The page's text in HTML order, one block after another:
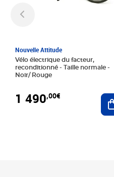
Nouvelle Attitude
Vélo électrique du facteur,
reconditionné - Taille normale -
Noir/ Rouge
1 490,00€